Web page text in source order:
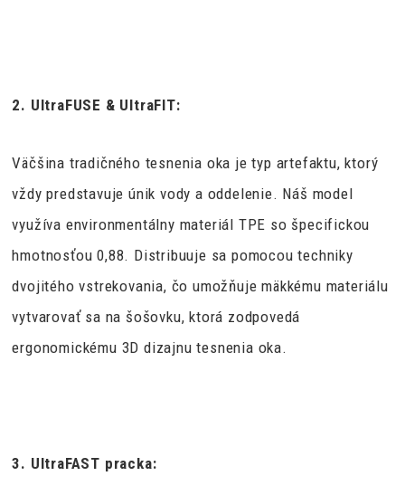
2. UltraFUSE & UltraFIT:
Väčšina tradičného tesnenia oka je typ artefaktu, ktorý
vždy predstavuje únik vody a oddelenie. Náš model
využíva environmentálny materiál TPE so špecifickou
hmotnosťou 0,88. Distribuuje sa pomocou techniky
dvojitého vstrekovania, čo umožňuje mäkkému materiálu
vytvarovať sa na šošovku, ktorá zodpovedá
ergonomickému 3D dizajnu tesnenia oka.
3. UltraFAST pracka: